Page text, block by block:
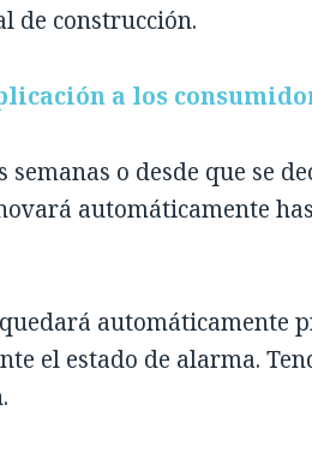
de construcción.
a los
semanas o desde que se
automáticamente
automáticamente
el estado de alarma.